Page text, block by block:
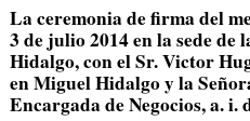
La ceremonia de firma del
3 de julio 2014 en la sede de
Hidalgo, con el Sr. Victor
en Miguel Hidalgo y la
Encargada de Negocios, a. i.